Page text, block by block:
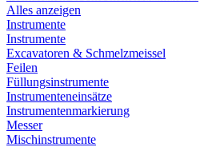
Alles anzeigen
Instrumente
Instrumente
Excavatoren & Schmelzmeissel
Feilen
Füllungsinstrumente
Instrumenteneinsätze
Instrumentenmarkierung
Messer
Mischinstrumente